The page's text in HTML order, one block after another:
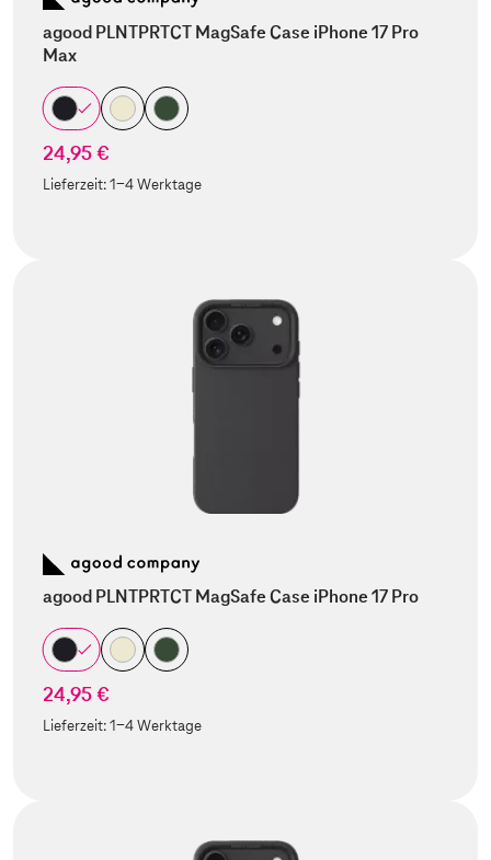
agood PLNTPRTCT MagSafe Case iPhone 17 Pro
Max
24,95 €
Lieferzeit:1-4 Werktage
agood PLNTPRTCT MagSafe Case iPhone 17 Pro
24,95 €
Lieferzeit:1-4 Werktage